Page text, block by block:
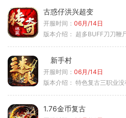
古惑仔洪兴超变
开服时间： 06月/14日
版本介绍： 超多BUFF刀刀鞭
新手村
开服时间： 06月/14日
版本介绍： 特色复古三职业没
1.76金币复古